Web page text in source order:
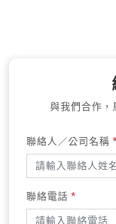
與我們合作，
聯絡人／公司名稱
聯絡電話 *